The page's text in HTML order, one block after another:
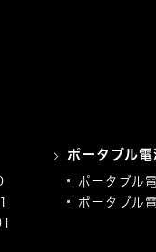
ポータブル電
ポータブル
ポータブル